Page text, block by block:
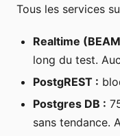
Tous les services
Realtime
long du test.
PostgREST :
Postgres DB :
sans tendance.